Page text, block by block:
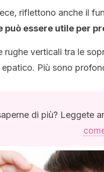
riflettono anche il
può essere utile per
rughe verticali tra le
Più sono
di più? Leggete